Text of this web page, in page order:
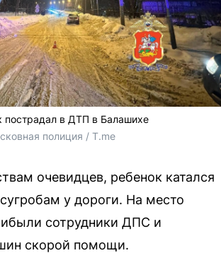
пострадал в ДТП в Балашихе
полиция / T.me
очевидцев, ребенок катался
у дороги. На место
сотрудники ДПС и
скорой помощи.